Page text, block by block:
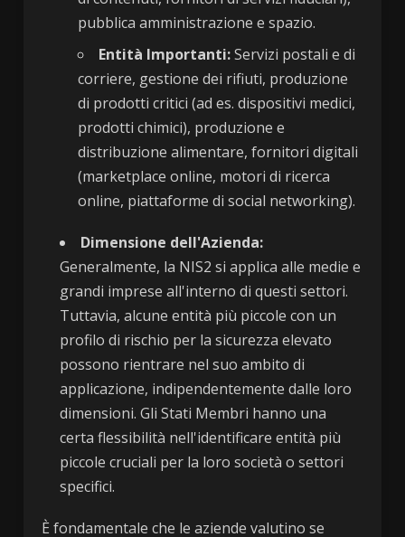
pubblica amministrazione e spazio.
Entità Importanti:Servizi postali e di
corriere, gestione dei rifiuti, produzione
di prodotti critici (ad es. dispositivi medici,
prodotti chimici), produzione e
distribuzione alimentare, fornitori digitali
(marketplace online, motori di ricerca
online, piattaforme di social networking).
Dimensione dell'Azienda:
Generalmente, la NIS2 si applica alle medie e
grandi imprese all'interno di questi settori.
Tuttavia, alcune entità più piccole con un
profilo di rischio per la sicurezza elevato
possono rientrare nel suo ambito di
applicazione, indipendentemente dalle loro
dimensioni. Gli Stati Membri hanno una
certa flessibilità nell'identificare entità più
piccole cruciali per la loro società o settori
specifici.
È fondamentale che le aziende valutino se